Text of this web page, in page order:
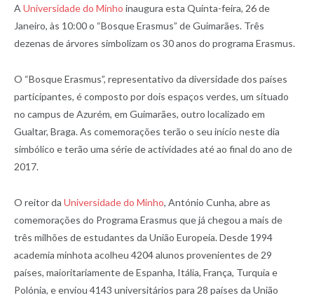
A Universidade do Minho inaugura esta Quinta-feira, 26 de
Janeiro, às 10:00 o “Bosque Erasmus” de Guimarães. Três
dezenas de árvores simbolizam os 30 anos do programa Erasmus.
O “Bosque Erasmus”, representativo da diversidade dos países
participantes, é composto por dois espaços verdes, um situado
no campus de Azurém, em Guimarães, outro localizado em
Gualtar, Braga. As comemorações terão o seu início neste dia
simbólico e terão uma série de actividades até ao final do ano de
2017.
O reitor da Universidade do Minho, António Cunha, abre as
comemorações do Programa Erasmus que já chegou a mais de
três milhões de estudantes da União Europeia. Desde 1994
academia minhota acolheu 4204 alunos provenientes de 29
países, maioritariamente de Espanha, Itália, França, Turquia e
Polónia, e enviou 4143 universitários para 28 países da União